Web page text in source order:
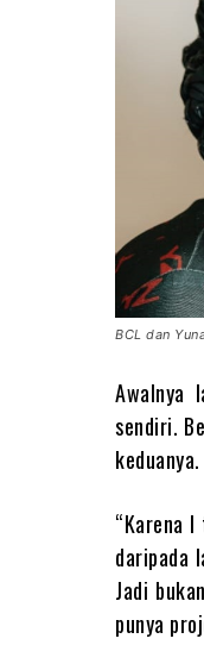
BCL dan
Awalnya
sendiri.
keduanya.
“Karena
daripada
Jadi
punya